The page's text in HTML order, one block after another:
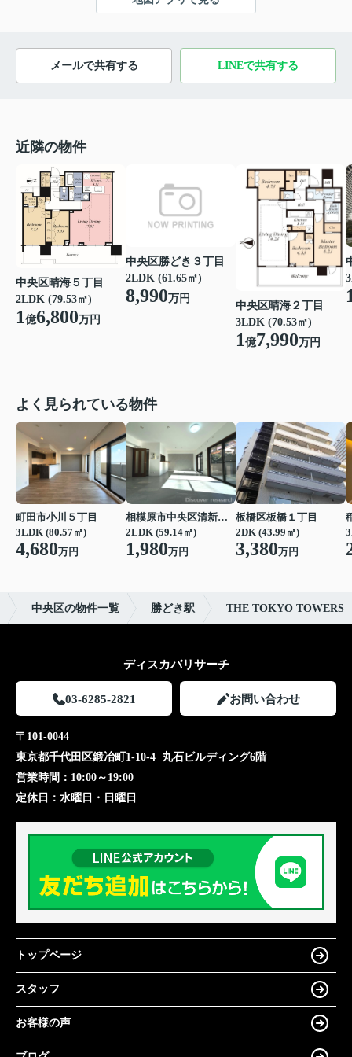
メールで共有する LINEで共有する
近隣の物件
中央区晴海５丁目
2LDK (79.53㎡)
1億6,800万円
中央区勝どき３丁目
2LDK (61.65㎡)
8,990万円
中央区晴海２丁目
3LDK (70.53㎡)
1億7,990万円
よく見られている物件
町田市小川５丁目
3LDK (80.57㎡)
4,680万円
相模原市中央区清新２丁目
2LDK (59.14㎡)
1,980万円
板橋区板橋１丁目
2DK (43.99㎡)
3,380万円
中央区の物件一覧 勝どき駅 THE TOKYO TOWERS
ディスカバリサーチ
03-6285-2821 お問い合わせ
〒101-0044
東京都千代田区鍛冶町1-10-4 丸石ビルディング6階
営業時間： 10:00～19:00
定休日： 水曜日・日曜日
トップページ
スタッフ
お客様の声